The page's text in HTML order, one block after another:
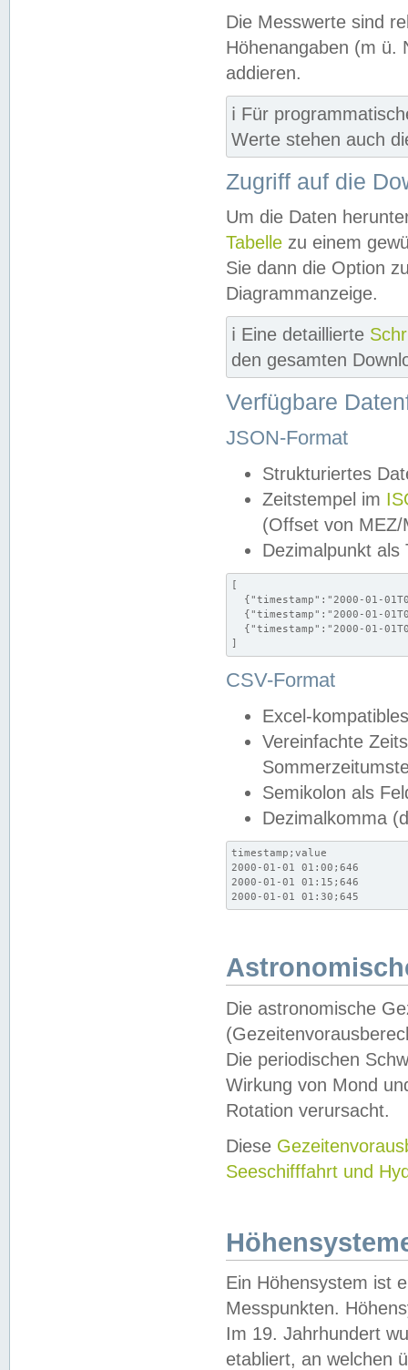
Die Messwerte sind
Höhenangaben (m ü.
addieren.
ℹ️ Für
Werte stehen auch
Zugriff auf die
Um die Daten
Tabelle zu einem
Sie dann die Option
Diagrammanzeige.
ℹ️ Eine detaillierte
den gesamten
Verfügbare
JSON-Format
Strukturiertes
Zeitstempel im
(Offset von MEZ/
Dezimalpunkt als
[
{"timestamp":"2000-01-
{"timestamp":"2000-01-
{"timestamp":"2000-01-
]
CSV-Format
Excel-
Vereinfachte
Semikolon als
Dezimalkomma
timestamp;value
2000-01-01 01:00;646
2000-01-01 01:15;646
2000-01-01 01:30;645
Die astronomische
Die periodischen
Wirkung von Mond
Rotation verursacht.
Diese
Seeschifffahrt und
Ein Höhensystem ist
Messpunkten.
Im 19. Jahrhundert
etabliert, an welchen